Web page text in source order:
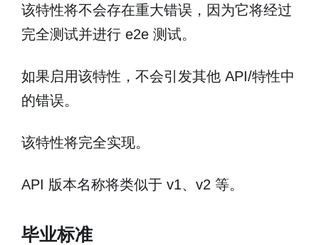
该特性将不会存在重大错误，因为它将经过
完全测试并进行 e2e 测试。
如果启用该特性，不会引发其他 API/特性中
的错误。
该特性将完全实现。
API 版本名称将类似于 v1、v2 等。
毕业标准